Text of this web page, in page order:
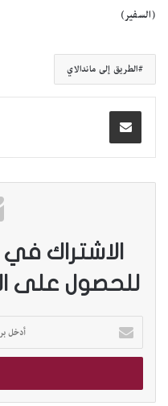
(السفير)
الطريق إلى ماندالاي
الاشتراك في
للحصول على
خ
ب